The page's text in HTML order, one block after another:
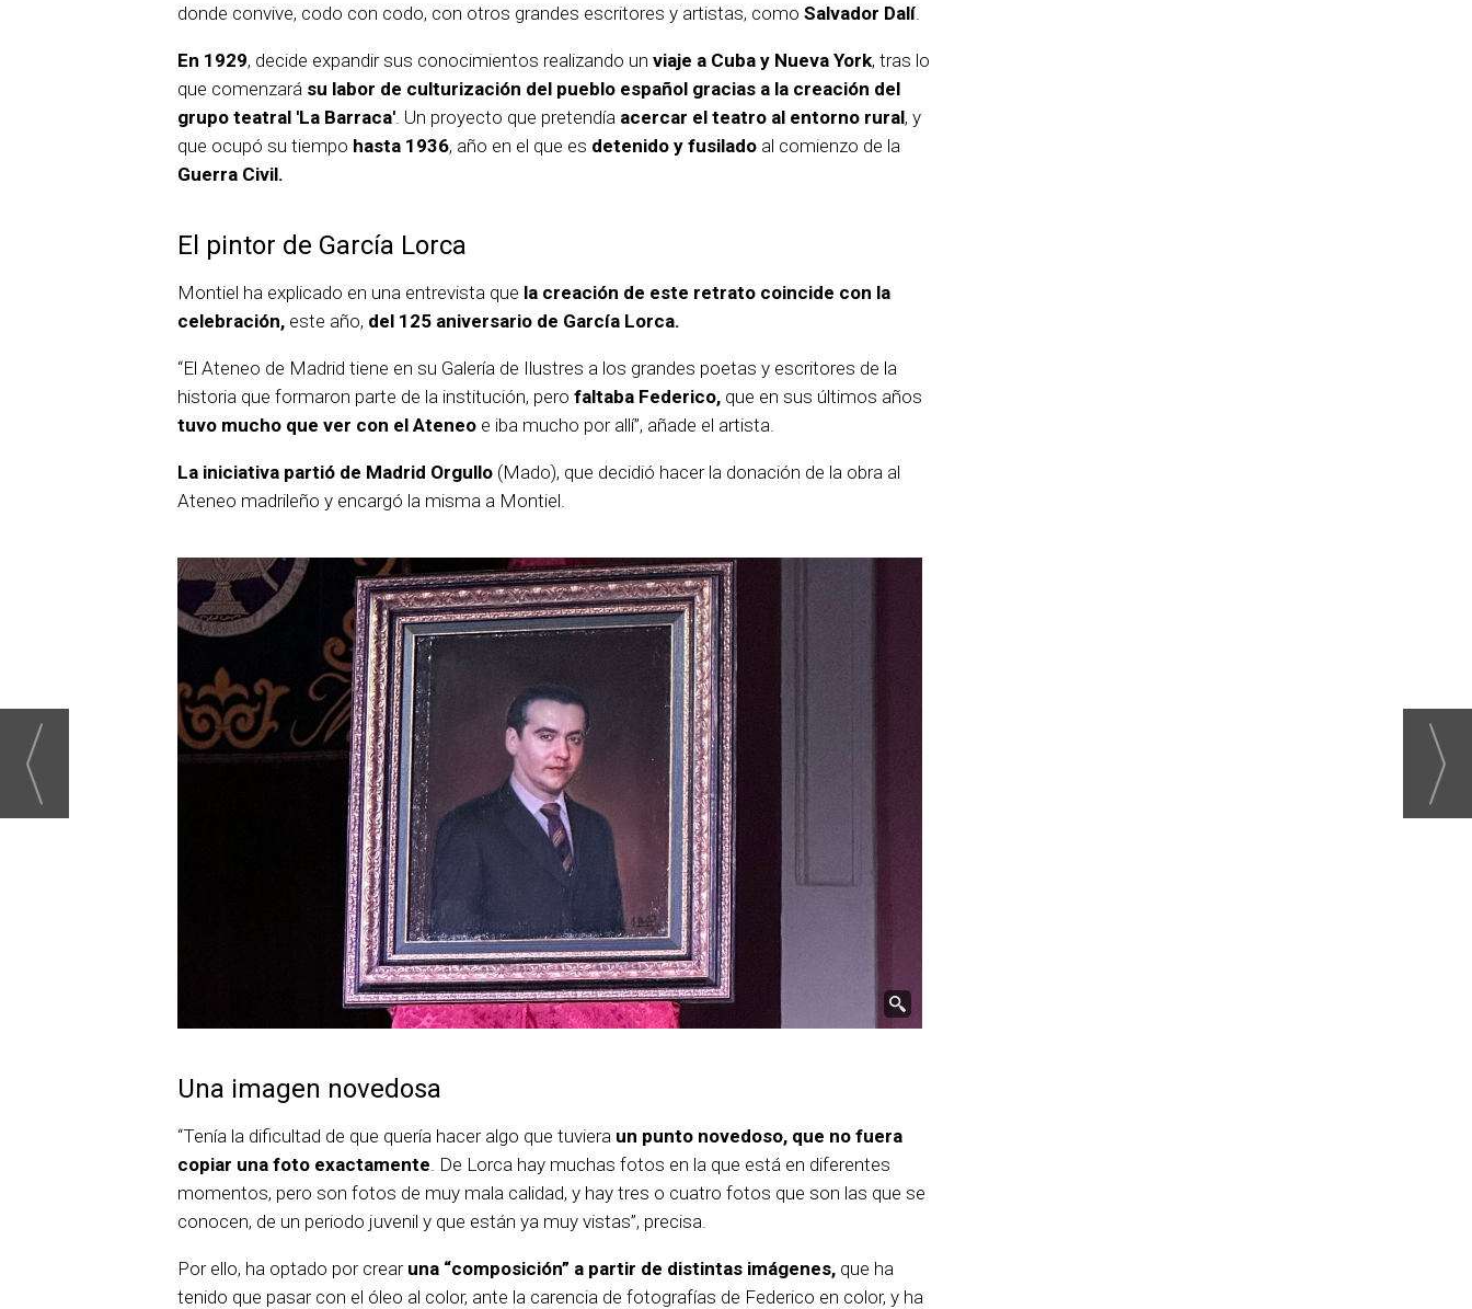
donde convive, codo con codo, con otros grandes escritores y artistas, como Salvador Dalí.
En 1929, decide expandir sus conocimientos realizando un viaje a Cuba y Nueva York, tras lo
que comenzará su labor de culturización del pueblo español gracias a la creación del
grupo teatral 'La Barraca'. Un proyecto que pretendía acercar el teatro al entorno rural, y
que ocupó su tiempo hasta 1936, año en el que es detenido y fusilado al comienzo de la
Guerra Civil.
El pintor de García Lorca
Montiel ha explicado en una entrevista que la creación de este retrato coincide con la
celebración, este año, del 125 aniversario de García Lorca.
“El Ateneo de Madrid tiene en su Galería de Ilustres a los grandes poetas y escritores de la
historia que formaron parte de la institución, pero faltaba Federico, que en sus últimos años
tuvo mucho que ver con el Ateneo e iba mucho por allí”, añade el artista.
La iniciativa partió de Madrid Orgullo (Mado), que decidió hacer la donación de la obra al
Ateneo madrileño y encargó la misma a Montiel.
Una imagen novedosa
“Tenía la dificultad de que quería hacer algo que tuviera un punto novedoso, que no fuera
copiar una foto exactamente. De Lorca hay muchas fotos en la que está en diferentes
momentos, pero son fotos de muy mala calidad, y hay tres o cuatro fotos que son las que se
conocen, de un periodo juvenil y que están ya muy vistas”, precisa.
Por ello, ha optado por crear una “composición” a partir de distintas imágenes, que ha
tenido que pasar con el óleo al color, ante la carencia de fotografías de Federico en color, y ha